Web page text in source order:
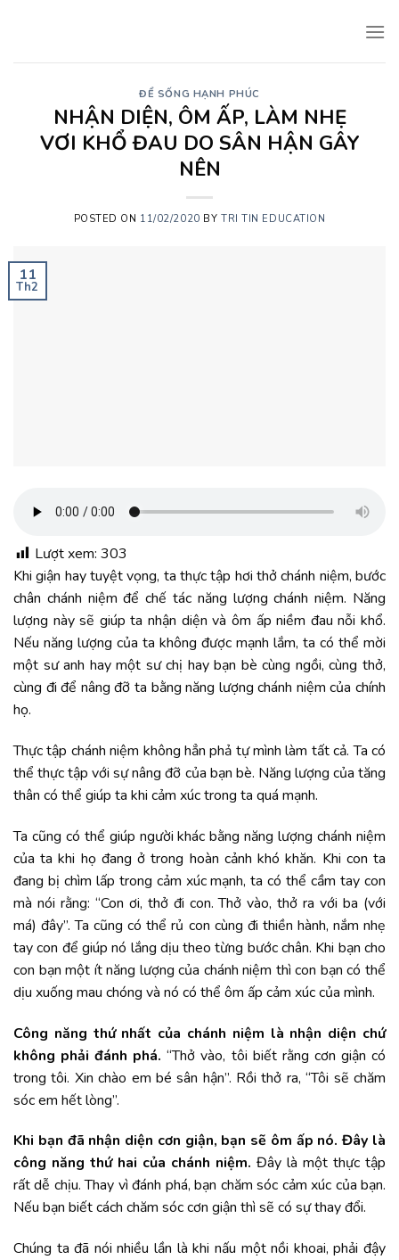
ĐỂ SỐNG HẠNH PHÚC
NHẬN DIỆN, ÔM ẤP, LÀM NHẸ
VƠI KHỔ ĐAU DO SÂN HẬN GÂY
NÊN
POSTED ON 11/02/2020 BY TRI TIN EDUCATION
11
Th2
Lượt xem: 303
Khi giận hay tuyệt vọng, ta thực tập hơi thở chánh niệm, bước
chân chánh niệm để chế tác năng lượng chánh niệm. Năng
lượng này sẽ giúp ta nhận diện và ôm ấp niềm đau nỗi khổ.
Nếu năng lượng của ta không được mạnh lắm, ta có thể mời
một sư anh hay một sư chị hay bạn bè cùng ngồi, cùng thở,
cùng đi để nâng đỡ ta bằng năng lượng chánh niệm của chính
họ.
Thực tập chánh niệm không hẳn phả tự mình làm tất cả. Ta có
thể thực tập với sự nâng đỡ của bạn bè. Năng lượng của tăng
thân có thể giúp ta khi cảm xúc trong ta quá mạnh.
Ta cũng có thể giúp người khác bằng năng lượng chánh niệm
của ta khi họ đang ở trong hoàn cảnh khó khăn. Khi con ta
đang bị chìm lấp trong cảm xúc mạnh, ta có thể cầm tay con
mà nói rằng: “Con ơi, thở đi con. Thở vào, thở ra với ba (với
má) đây”. Ta cũng có thể rủ con cùng đi thiền hành, nắm nhẹ
tay con để giúp nó lắng dịu theo từng bước chân. Khi bạn cho
con bạn một ít năng lượng của chánh niệm thì con bạn có thể
dịu xuống mau chóng và nó có thể ôm ấp cảm xúc của mình.
Công năng thứ nhất của chánh niệm là nhận diện chứ
không phải đánh phá. “Thở vào, tôi biết rằng cơn giận có
trong tôi. Xin chào em bé sân hận”. Rồi thở ra, “Tôi sẽ chăm
sóc em hết lòng”.
Khi bạn đã nhận diện cơn giận, bạn sẽ ôm ấp nó. Đây là
công năng thứ hai của chánh niệm. Đây là một thực tập
rất dễ chịu. Thay vì đánh phá, bạn chăm sóc cảm xúc của bạn.
Nếu bạn biết cách chăm sóc cơn giận thì sẽ có sự thay đổi.
Chúng ta đã nói nhiều lần là khi nấu một nồi khoai, phải đậy